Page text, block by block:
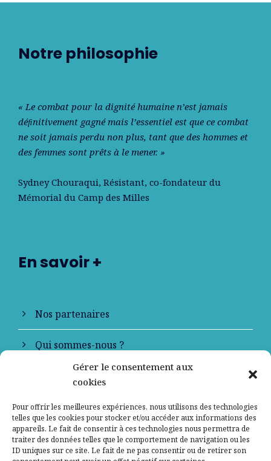
Gérer le consentement aux
cookies
Pour offrir les meilleures expériences, nous utilisons des technologies
telles que les cookies pour stocker et/ou accéder aux informations des
appareils. Le fait de consentir à ces technologies nous permettra de
traiter des données telles que le comportement de navigation ou les
ID uniques sur ce site. Le fait de ne pas consentir ou de retirer son
Notre philosophie
« Le combat pour la dignité humaine n’est jamais
déﬁnitivement gagné mais l’essentiel est que ce combat
ne soit jamais perdu non plus, tant que des hommes et
des femmes sont prêts à le mener. »
Sydney Chouraqui, Résistant, co-fondateur du
Mémorial du Camp des Milles
En savoir +
Nos partenaires
Qui sommes-nous ?
Contactez-nous
Mentions légales
Politique de confidentialité